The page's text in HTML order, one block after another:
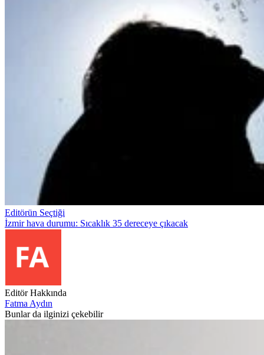
Editörün Seçtiği
İzmir hava durumu: Sıcaklık 35 dereceye çıkacak
Editör Hakkında
Fatma Aydın
Bunlar da ilginizi çekebilir